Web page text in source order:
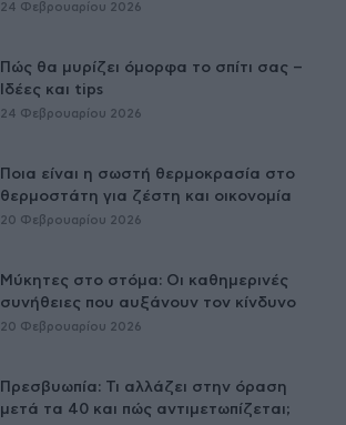
24 Φεβρουαρίου 2026
Πώς θα μυρίζει όμορφα το σπίτι σας –
Ιδέες και tips
24 Φεβρουαρίου 2026
Ποια είναι η σωστή θερμοκρασία στο
θερμοστάτη για ζέστη και οικονομία
20 Φεβρουαρίου 2026
Μύκητες στο στόμα: Οι καθημερινές
συνήθειες που αυξάνουν τον κίνδυνο
20 Φεβρουαρίου 2026
Πρεσβυωπία: Τι αλλάζει στην όραση
μετά τα 40 και πώς αντιμετωπίζεται;